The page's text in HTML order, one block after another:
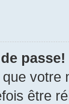
passe!
être